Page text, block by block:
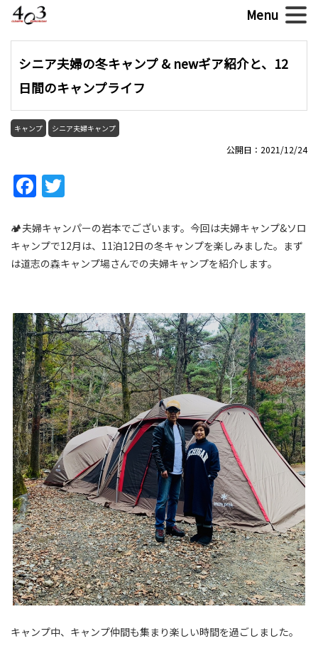
シニア夫婦の冬キャンプ & newギア紹介と、12
日間のキャンプライフ
キャンプ シニア夫婦キャンプ
公開日：2021/12/24
Facebook
🏕夫婦キャンパーの岩本でございます。今回は夫婦キャンプ&ソロ
キャンプで12月は、11泊12日の冬キャンプを楽しみました。まず
は道志の森キャンプ場さんでの夫婦キャンプを紹介します。
キャンプ中、キャンプ仲間も集まり楽しい時間を過ごしました。